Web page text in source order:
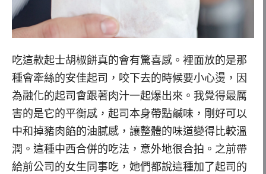
吃這款起士胡椒餅真的會有驚喜感。裡面放的是那
種會牽絲的安佳起司，咬下去的時候要小心燙，因
為融化的起司會跟著肉汁一起爆出來。我覺得最厲
害的是它的平衡感，起司本身帶點鹹味，剛好可以
中和掉豬肉餡的油膩感，讓整體的味道變得比較溫
潤。這種中西合併的吃法，意外地很合拍。之前帶
給前公司的女生同事吃，她們都說這種加了起司的